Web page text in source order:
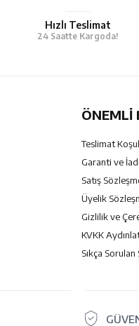
Hızlı Teslimat
24 Saatte Kargoda!
ÖNEMLI
Teslimat
Garanti ve
Satış
Üyelik
Gizlilik ve
KVKK
Sıkça